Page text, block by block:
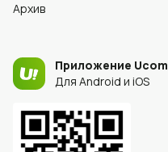
Архив
Приложение Ucom
Для Android и iOS